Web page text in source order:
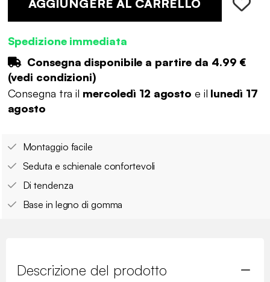
AGGIUNGERE AL CARRELLO
Spedizione immediata
Consegna disponibile a partire da 4.99 €
(vedi condizioni)
Consegna tra il mercoledì 12 agosto e il lunedì 17
agosto
Montaggio facile
Seduta e schienale confortevoli
Di tendenza
Base in legno di gomma
Descrizione del prodotto